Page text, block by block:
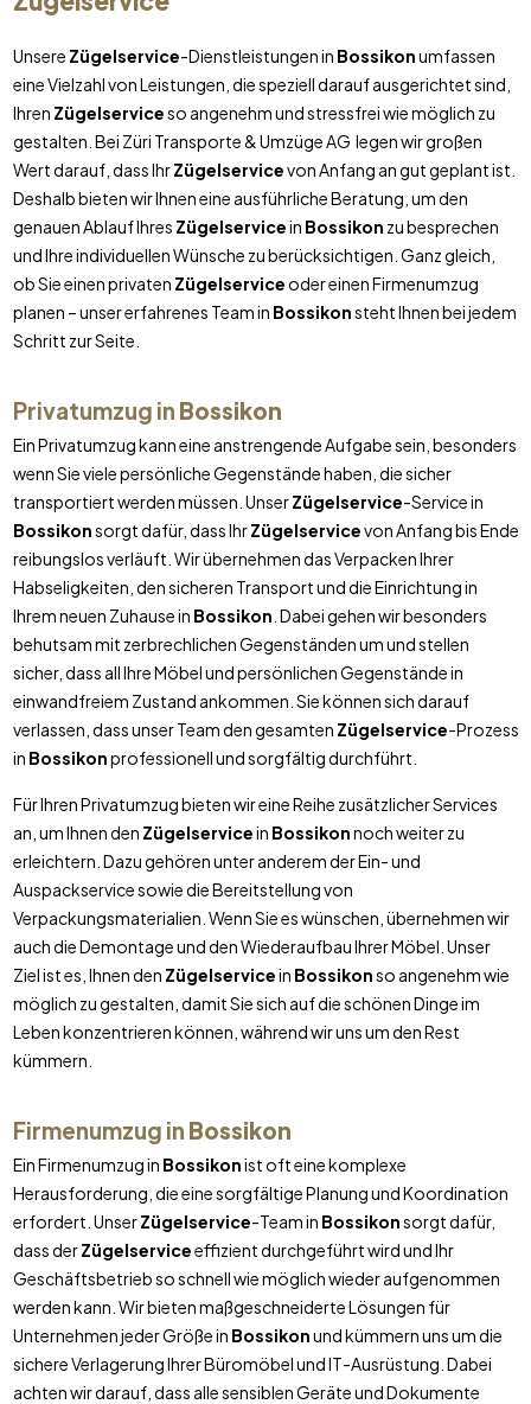
Unsere Zügelservice-Dienstleistungen in Bossikonumfassen
eine Vielzahl von Leistungen, die speziell darauf ausgerichtet sind,
Ihren Zügelserviceso angenehm und stressfrei wie möglich zu
gestalten. Bei Züri Transporte & Umzüge AG legen wir großen
Wert darauf, dass IhrZügelservicevon Anfang an gut geplant ist.
Deshalb bieten wir Ihnen eine ausführliche Beratung, um den
genauen Ablauf Ihres Zügelservicein Bossikon zu besprechen
und Ihre individuellen Wünsche zu berücksichtigen. Ganz gleich,
ob Sie einen privaten Zügelserviceoder einen Firmenumzug
planen – unser erfahrenes Team in Bossikonsteht Ihnen bei jedem
Schritt zur Seite.
Privatumzug in Bossikon
Ein Privatumzug kann eine anstrengende Aufgabe sein, besonders
wenn Sie viele persönliche Gegenstände haben, die sicher
transportiert werden müssen. UnserZügelservice-Service in
Bossikonsorgt dafür, dass IhrZügelservicevon Anfang bis Ende
reibungslos verläuft. Wir übernehmen das Verpacken Ihrer
Habseligkeiten, den sicheren Transport und die Einrichtung in
Ihrem neuen Zuhause in Bossikon . Dabei gehen wir besonders
behutsam mit zerbrechlichen Gegenständen um und stellen
sicher, dass all Ihre Möbel und persönlichen Gegenstände in
einwandfreiem Zustand ankommen. Sie können sich darauf
verlassen, dass unser Team den gesamten Zügelservice-Prozess
in Bossikonprofessionell und sorgfältig durchführt.
Für Ihren Privatumzug bieten wir eine Reihe zusätzlicher Services
an, um Ihnen den Zügelservicein Bossikonnoch weiter zu
erleichtern. Dazu gehören unter anderem der Ein- und
Auspackservice sowie die Bereitstellung von
Verpackungsmaterialien. Wenn Sie es wünschen, übernehmen wir
auch die Demontage und den Wiederaufbau Ihrer Möbel. Unser
Ziel ist es, Ihnen den Zügelservicein Bossikonso angenehm wie
möglich zu gestalten, damit Sie sich auf die schönen Dinge im
Leben konzentrieren können, während wir uns um den Rest
kümmern.
Firmenumzug in Bossikon
Ein Firmenumzug in Bossikonist oft eine komplexe
Herausforderung, die eine sorgfältige Planung und Koordination
erfordert. UnserZügelservice-Team in Bossikonsorgt dafür,
dass derZügelserviceeffizient durchgeführt wird und Ihr
Geschäftsbetrieb so schnell wie möglich wieder aufgenommen
werden kann. Wir bieten maßgeschneiderte Lösungen für
Unternehmen jeder Größe in Bossikonund kümmern uns um die
sichere Verlagerung Ihrer Büromöbel und IT-Ausrüstung. Dabei
achten wir darauf, dass alle sensiblen Geräte und Dokumente